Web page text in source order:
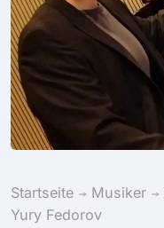
Startseite Musiker
Yury Fedorov